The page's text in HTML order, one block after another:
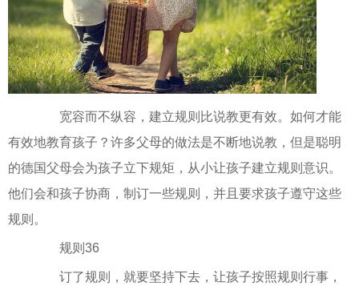
宽容而不纵容，建立规则比说教更有效。如何才能
有效地教育孩子？许多父母的做法是不断地说教，但是聪明
的德国父母会为孩子立下规矩，从小让孩子建立规则意识。
他们会和孩子协商，制订一些规则，并且要求孩子遵守这些
规则。
规则36
订了规则，就要坚持下去，让孩子按照规则行事，